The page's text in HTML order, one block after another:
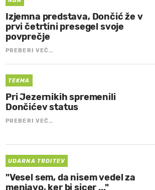
Izjemna predstava, Dončić že v
prvi četrtini presegel svoje
povprečje
PREBERI VEČ…
TEKMA
Pri Jezernikih spremenili
Dončićev status
PREBERI VEČ…
UDARNA TRDITEV
"Vesel sem, da nisem vedel za
menjavo, ker bi sicer ..."